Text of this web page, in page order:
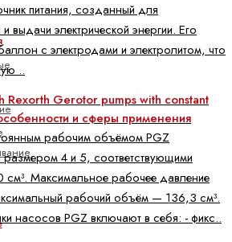
питания, созданный для
выдачи электрической энергии. Его
с электродами и электролитом, что
..
Rexorth Gerotor pumps with constant
и сферы применения
рабочим объёмом PGZ
4 и 5, соответствующими
Максимальное рабочее давление
рабочий объём — 136,3 см³.
насосов PGZ включают в себя: - фикс..